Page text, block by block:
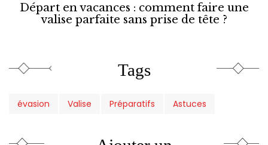
Départ en vacances : comment faire une
valise parfaite sans prise de tête ?
Tags
évasion Valise Préparatifs Astuces